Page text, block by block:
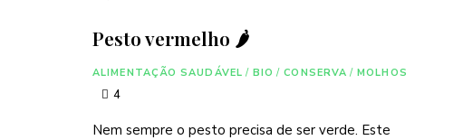
Pesto vermelho 🌶
ALIMENTAÇÃO SAUDÁVEL / BIO / CONSERVA / MOLHOS
4
Nem sempre o pesto precisa de ser verde. Este